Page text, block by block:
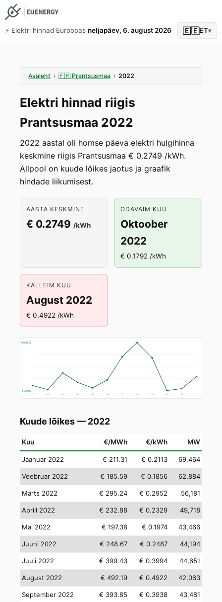
⚡️ Elektri hinnad Euroopas neljapäev, 6. august 2026 🇪🇪ET▾
Avaleht › 🇫🇷 Prantsusmaa › 2022
Elektri hinnad riigis
Prantsusmaa 2022
2022 aastal oli homse päeva elektri hulgihinna
keskmine riigis Prantsusmaa € 0.2749 /kWh.
Allpool on kuude lõikes jaotus ja graafik
hindade liikumisest.
AASTA KESKMINE
€ 0.2749 /kWh
ODAVAIM KUU
Oktoober
2022
€ 0.1792 /kWh
KALLEIM KUU
August 2022
€ 0.4922 /kWh
€ 0.4922
€ 0.1792
01 02 03 04 05 06 07 08 09 10 11 12
Kuude lõikes — 2022
Kuu €/MWh €/kWh MW
Jaanuar 2022 € 211.31 € 0.2113 69,464
Veebruar 2022 € 185.59 € 0.1856 62,884
Märts 2022 € 295.24 € 0.2952 56,181
Aprill 2022 € 232.88 € 0.2329 49,718
Mai 2022 € 197.38 € 0.1974 43,466
Juuni 2022 € 248.67 € 0.2487 44,194
Juuli 2022 € 399.43 € 0.3994 44,651
August 2022 € 492.19 € 0.4922 42,063
September 2022 € 393.85 € 0.3938 43,481